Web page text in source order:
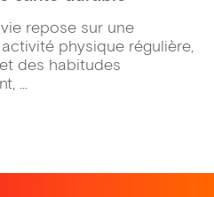
repose sur une
physique régulière,
des habitudes
...